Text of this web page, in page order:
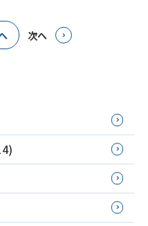
次へ